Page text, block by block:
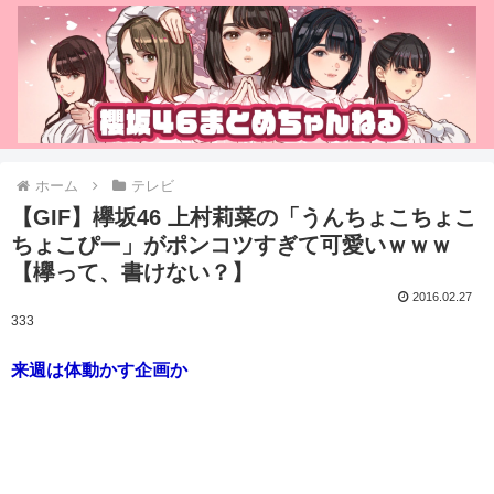
ホーム テレビ
【GIF】欅坂46 上村莉菜の「うんちょこちょこ
ちょこぴー」がポンコツすぎて可愛いｗｗｗ
【欅って、書けない？】
2016.02.27
333
来週は体動かす企画か